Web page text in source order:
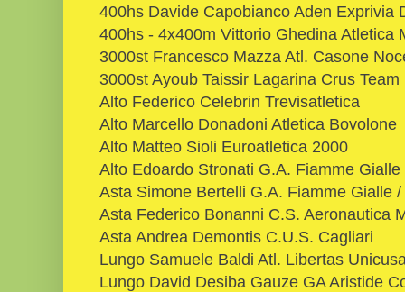
400hs Davide Capobianco Aden Exprivia
400hs - 4x400m Vittorio Ghedina Atletica
3000st Francesco Mazza Atl. Casone
3000st Ayoub Taissir Lagarina Crus Team
Alto Federico Celebrin Trevisatletica
Alto Marcello Donadoni Atletica Bovolone
Alto Matteo Sioli Euroatletica 2000
Alto Edoardo Stronati G.A. Fiamme
Asta Simone Bertelli G.A. Fiamme Gialle
Asta Federico Bonanni C.S. Aeronautica
Asta Andrea Demontis C.U.S. Cagliari
Lungo Samuele Baldi Atl. Libertas
Lungo David Desiba Gauze GA Aristide